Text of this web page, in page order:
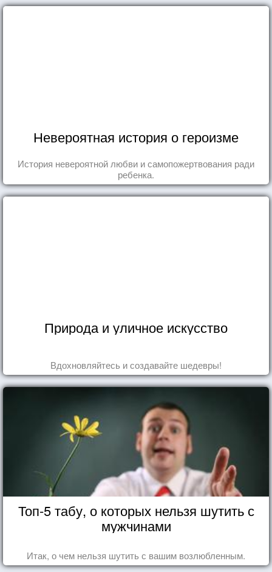
Невероятная история о героизме
История невероятной любви и самопожертвования ради
ребенка.
Природа и уличное искусство
Вдохновляйтесь и создавайте шедевры!
Топ-5 табу, о которых нельзя шутить с
мужчинами
Итак, о чем нельзя шутить с вашим возлюбленным.